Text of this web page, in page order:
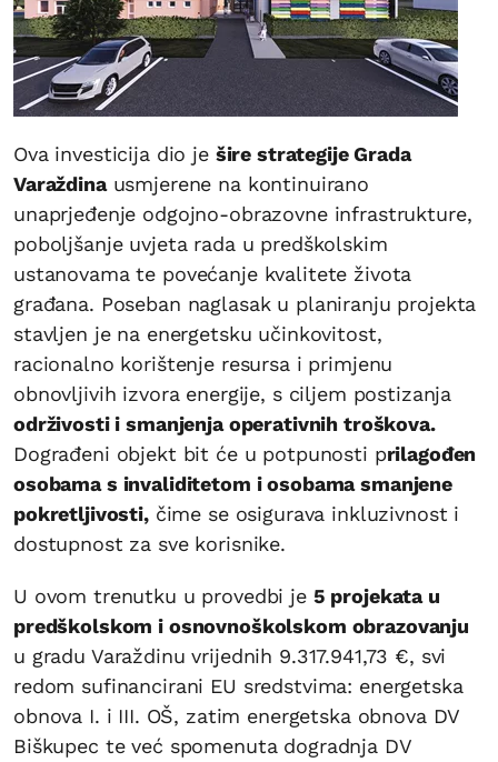
Ova investicija dio je šire strategije Grada
Varaždinausmjerene na kontinuirano
unaprjeđenje odgojno-obrazovne infrastrukture,
poboljšanje uvjeta rada u predškolskim
ustanovama te povećanje kvalitete života
građana. Poseban naglasak u planiranju projekta
stavljen je na energetsku učinkovitost,
racionalno korištenje resursa i primjenu
obnovljivih izvora energije, s ciljem postizanja
održivosti i smanjenja operativnih troškova.
Dograđeni objekt bit će u potpunosti prilagođen
osobama s invaliditetom i osobama smanjene
pokretljivosti,čime se osigurava inkluzivnost i
dostupnost za sve korisnike.
U ovom trenutku u provedbi je 5 projekata u
predškolskom i osnovnoškolskom obrazovanju
u gradu Varaždinu vrijednih 9.317.941,73 €, svi
redom sufinancirani EU sredstvima: energetska
obnova I. i III. OŠ, zatim energetska obnova DV
Biškupec te već spomenuta dogradnja DV